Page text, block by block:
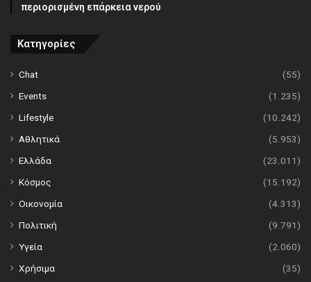
περιορισμένη επάρκεια νερού
Κατηγορίες
Chat
(55)
Events
(1.235)
Lifestyle
(10.242)
Αθλητικά
(5.953)
Ελλάδα
(23.011)
Κόσμος
(15.192)
Οικονομία
(4.313)
Πολιτική
(9.791)
Υγεία
(2.060)
Χρήσιμα
(35)